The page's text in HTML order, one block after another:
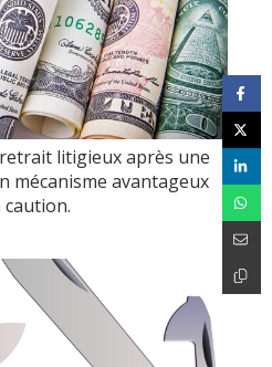
litigieux après une
mécanisme avantageux